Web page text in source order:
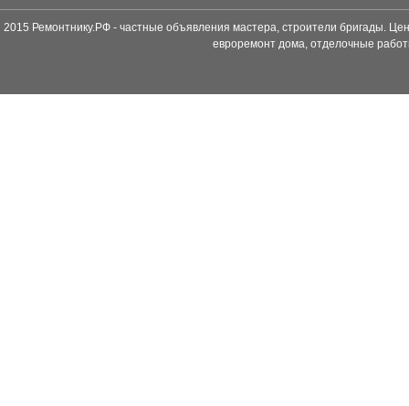
2015 Ремонтнику.РФ - частные объявления мастера, строители бригады.
евроремонт дома, отделочные